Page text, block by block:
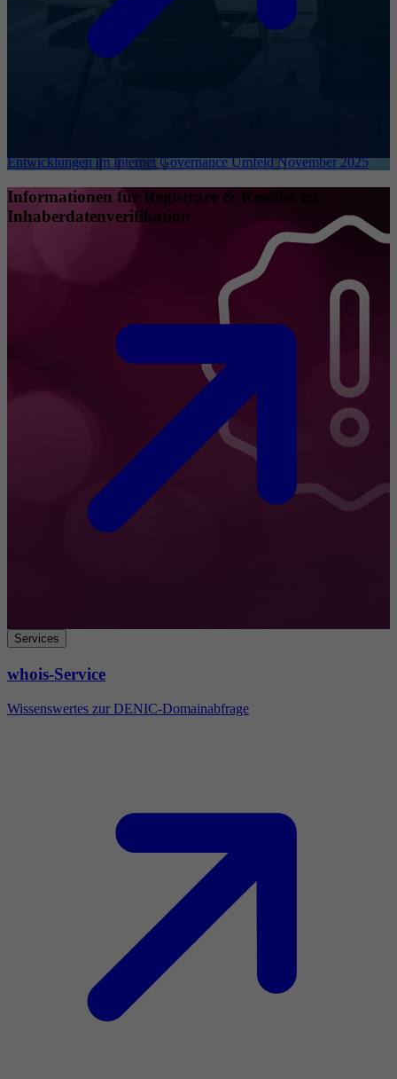
Entwicklungen im Internet Governance Umfeld November 2025
Informationen für Registrare & Reseller zu
Inhaberdatenverifikation
Services
whois-Service
Wissenswertes zur DENIC-Domainabfrage